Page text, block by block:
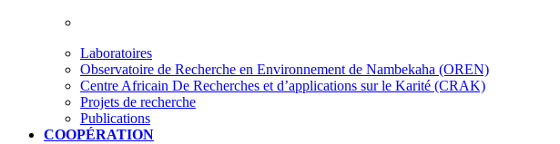
Laboratoires
Observatoire de Recherche en Environnement de Nambekaha (OREN)
Centre Africain De Recherches et d’applications sur le Karité (CRAK)
Projets de recherche
Publications
COOPÉRATION